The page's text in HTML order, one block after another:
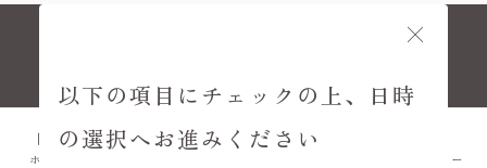
ホーム メニュー
以下の項目にチェックの上、日時
の選択へお進みください